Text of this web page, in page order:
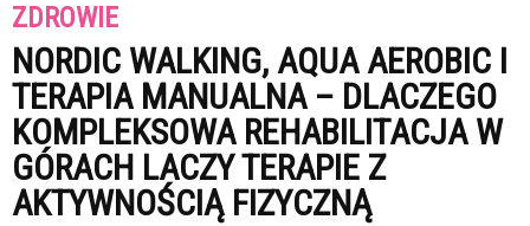
ZDROWIE
NORDIC WALKING, AQUA AEROBIC I
TERAPIA MANUALNA – DLACZEGO
KOMPLEKSOWA REHABILITACJA W
GÓRACH LACZY TERAPIE Z
AKTYWNOŚCIĄ FIZYCZNĄ